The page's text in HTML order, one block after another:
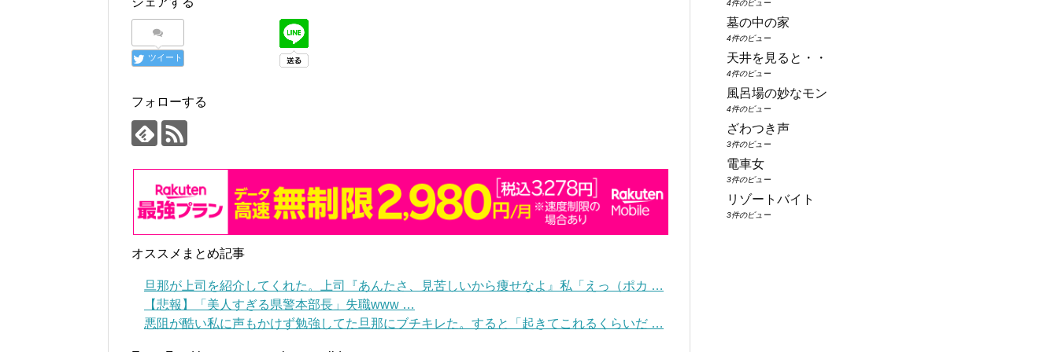
ツイート
フォローする
オススメまとめ記事
旦那が上司を紹介してくれた。上司『あんたさ、見苦しいから痩せなよ』私「えっ（ポカ …
【悲報】「美人すぎる県警本部長」失職www …
悪阻が酷い私に声もかけず勉強してた旦那にブチキレた。すると「起きてこれるくらいだ …
4件のビュー
墓の中の家
4件のビュー
天井を見ると・・
4件のビュー
風呂場の妙なモン
4件のビュー
ざわつき声
3件のビュー
電車女
3件のビュー
リゾートバイト
3件のビュー